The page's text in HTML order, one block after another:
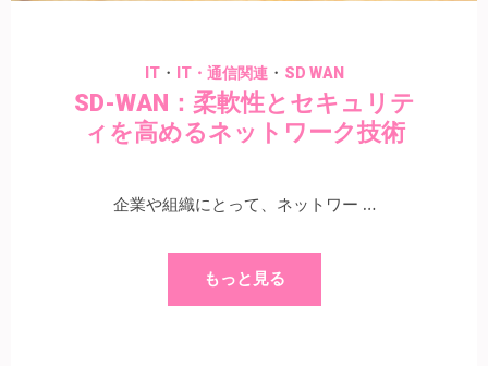
IT・ IT・通信関連・ SD WAN
SD-WAN：柔軟性とセキュリテ
ィを高めるネットワーク技術
企業や組織にとって、ネットワー …
もっと見る